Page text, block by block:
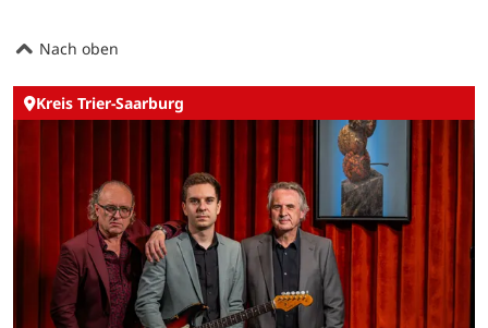
Nach oben
Kreis Trier-Saarburg